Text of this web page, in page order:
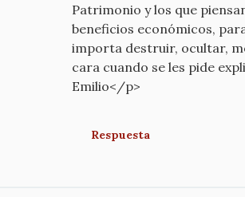
Patrimonio y los que
beneficios económicos,
importa destruir, ocultar,
cara cuando se les pide
Emilio</p>
Respuesta